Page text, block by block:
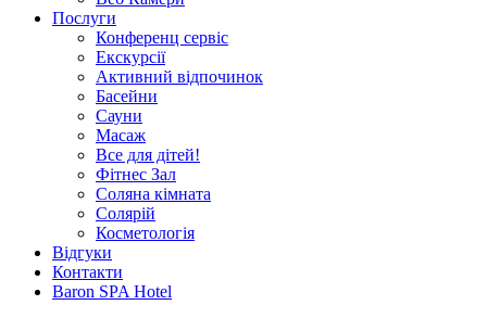
Послуги
Конференц сервіс
Екскурсії
Активний відпочинок
Басейни
Сауни
Масаж
Все для дітей!
Фітнес Зал
Соляна кімната
Солярій
Косметологія
Відгуки
Контакти
Baron SPA Hotel